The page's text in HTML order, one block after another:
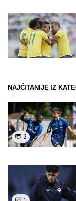
NAJČITANIJE IZ
2